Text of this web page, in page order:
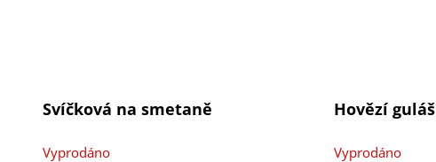
Svíčková na smetaně
Vyprodáno
Hovězí guláš
Vyprodáno